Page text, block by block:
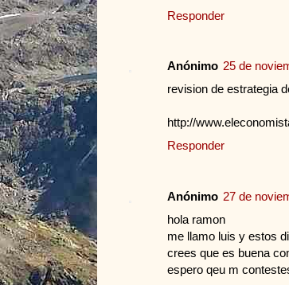
Responder
Anónimo 25 de
revision de estrategia
http://
Responder
Anónimo 27 de
hola ramon
me llamo luis y estos
crees que es buena
espero qeu m